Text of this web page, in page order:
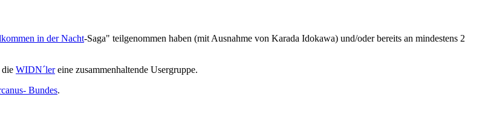
in der Nacht-Saga" teilgenommen haben (mit Ausnahme von Karada Idokawa) und/oder bereits an mindestens 2
WIDN´lereine zusammenhaltende Usergruppe.
Bundes.